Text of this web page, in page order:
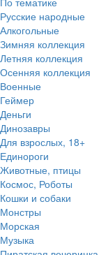
Русские народные
Алкогольные
Зимняя коллекция
Летняя коллекция
Осенняя коллекция
Военные
Геймер
Деньги
Динозавры
Для взрослых, 18+
Единороги
Животные, птицы
Космос, Роботы
Кошки и собаки
Монстры
Морская
Музыка